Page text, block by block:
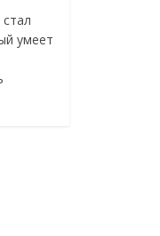
умеет